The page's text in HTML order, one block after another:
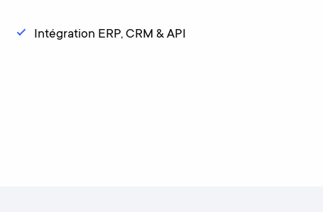
Intégration ERP, CRM & API